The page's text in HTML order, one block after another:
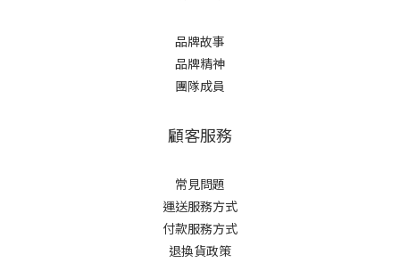
品牌故事
品牌精神
團隊成員
顧客服務
常見問題
運送服務方式
付款服務方式
退換貨政策